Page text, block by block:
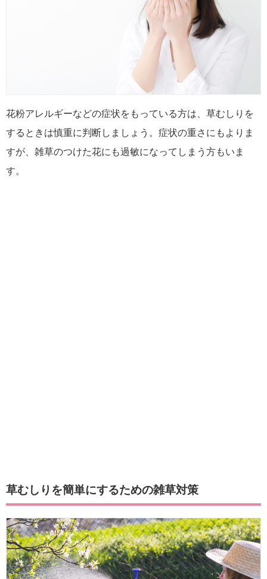
花粉アレルギーなどの症状をもっている方は、草むしりを
するときは慎重に判断しましょう。症状の重さにもよりま
すが、雑草のつけた花にも過敏になってしまう方もいま
す。
草むしりを簡単にするための雑草対策